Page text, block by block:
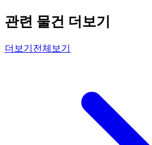
관련 물건 더보기
더보기 전체보기